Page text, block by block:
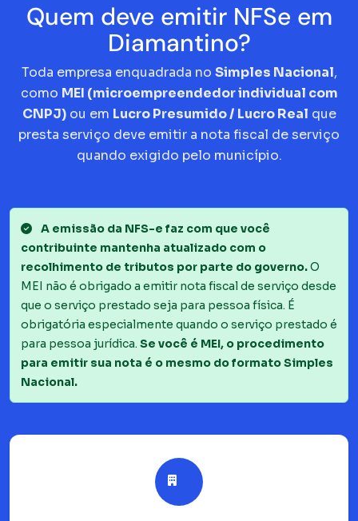
Quem deve emitir NFSe em
Diamantino?
Toda empresa enquadrada no Simples Nacional,
como MEI (microempreendedor individual com
CNPJ)ou em Lucro Presumido / Lucro Real que
presta serviço deve emitir a nota fiscal de serviço
quando exigido pelo município.
A emissão da NFS-e faz com que você
contribuinte mantenha atualizado com o
recolhimento de tributos por parte do governo.O
MEI não é obrigado a emitir nota fiscal de serviço desde
que o serviço prestado seja para pessoa física. É
obrigatória especialmente quando o serviço prestado é
para pessoa jurídica. Se você é MEI, o procedimento
para emitir sua nota é o mesmo do formato Simples
Nacional.